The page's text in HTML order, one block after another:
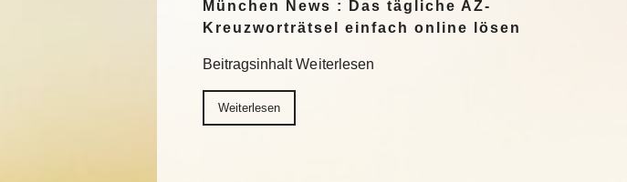
München News : Das tägliche AZ-
Kreuzworträtsel einfach online lösen
Beitragsinhalt Weiterlesen
Weiterlesen